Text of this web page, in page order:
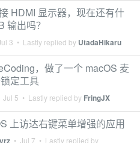
HDMI 显示器，现在还有什
输出吗？
3 • Lastly replied by UtadaHikaru
，做了一个 macOS 麦
定工具
Jul 5 • Lastly replied by FringJX
上访达右键菜单增强的应用
• Jul 7 • Lastly replied by